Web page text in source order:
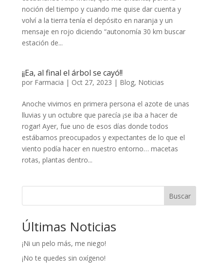
noción del tiempo y cuando me quise dar cuenta y
volví a la tierra tenía el depósito en naranja y un
mensaje en rojo diciendo “autonomía 30 km buscar
estación de...
¡¡Ea, al final el árbol se cayó!!
por Farmacia | Oct 27, 2023 | Blog, Noticias
Anoche vivimos en primera persona el azote de unas
lluvias y un octubre que parecía ¡se iba a hacer de
rogar! Ayer, fue uno de esos días donde todos
estábamos preocupados y expectantes de lo que el
viento podía hacer en nuestro entorno… macetas
rotas, plantas dentro...
Buscar
Últimas Noticias
¡Ni un pelo más, me niego!
¡No te quedes sin oxígeno!